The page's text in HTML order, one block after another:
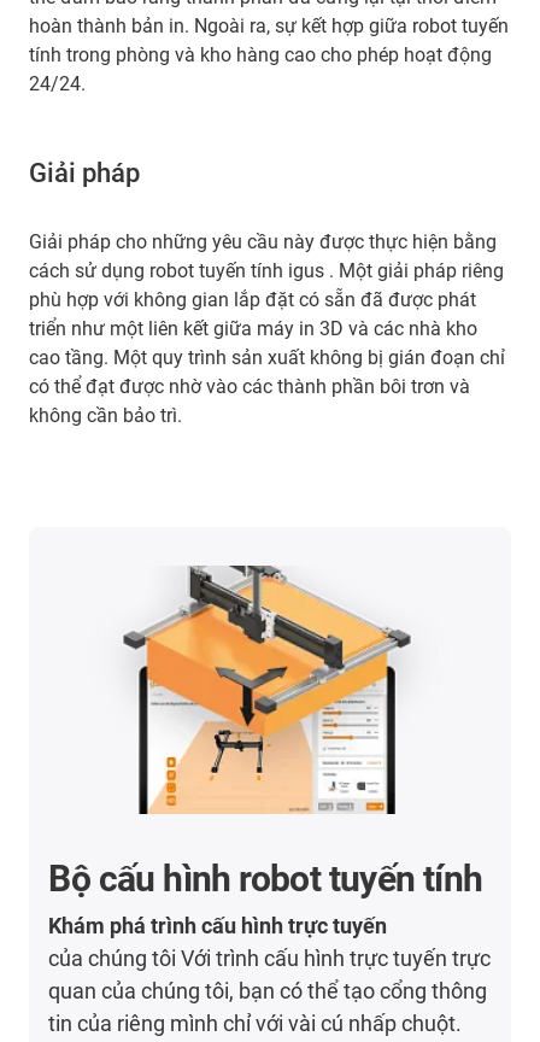
hoàn thành bản in. Ngoài ra, sự kết hợp giữa robot tuyến
tính trong phòng và kho hàng cao cho phép hoạt động
24/24.
Giải pháp
Giải pháp cho những yêu cầu này được thực hiện bằng
cách sử dụng robot tuyến tính igus . Một giải pháp riêng
phù hợp với không gian lắp đặt có sẵn đã được phát
triển như một liên kết giữa máy in 3D và các nhà kho
cao tầng. Một quy trình sản xuất không bị gián đoạn chỉ
có thể đạt được nhờ vào các thành phần bôi trơn và
không cần bảo trì.
Bộ cấu hình robot tuyến tính
Khám phá trình cấu hình trực tuyến
của chúng tôi Với trình cấu hình trực tuyến trực
quan của chúng tôi, bạn có thể tạo cổng thông
tin của riêng mình chỉ với vài cú nhấp chuột.